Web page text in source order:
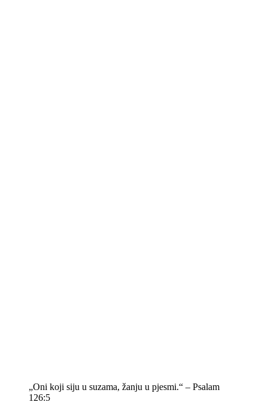
„Oni koji siju u suzama, žanju u pjesmi.“ – Psalam
126:5